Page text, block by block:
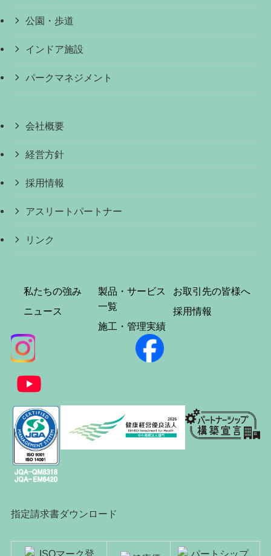
公園・歩道
インドア施設
パークマネジメント
会社概要
経営方針
採用情報
アスリートパートナー
リンク
私たちの強み
ニュース
製品・サービス
一覧
施工・管理実績
お取引先の皆様へ
採用情報
指定請求書ダウンロード